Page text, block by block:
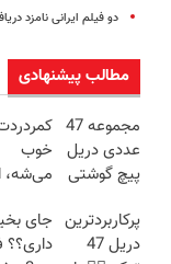
دو فیلم ایرانی نامزد
مطالب پیشنهادی
مجموعه 47
عددی دریل
پیچ گوشتی
(تخفیف به
مدت
خوب
می‌شه،
رو پر
پرکاربردترین
دریل 47
جای